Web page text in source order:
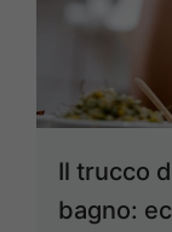
Il trucco
bagno: